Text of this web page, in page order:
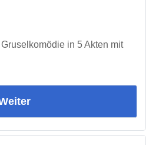
in 5 Akten mit